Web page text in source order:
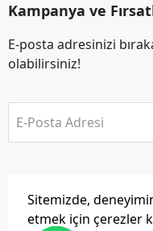
Sitemizde,
etmek için çerezler
Kampanya ve
E-posta adresinizi
olabilirsiniz!
E-Posta Adresi